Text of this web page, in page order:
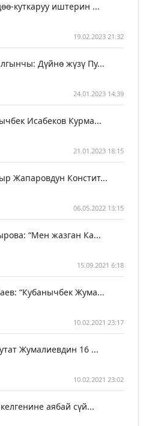
куткаруу иштерин ...
19.02.2023 21:32
Дүйнө жүзү Пу...
24.01.2023 14:39
Исабеков Курма...
21.01.2023 18:15
Жапаровдун Констит...
06.05.2022 13:15
“Мен жазган Ка...
15.09.2021 6:18
“Кубанычбек Жума...
10.02.2021 23:17
Жумалиевдин 16 ...
10.02.2021 23:02
аябай сүй...